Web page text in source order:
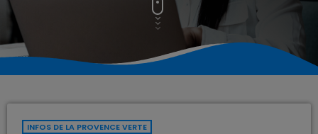
INFOS DE LA PROVENCE VERTE